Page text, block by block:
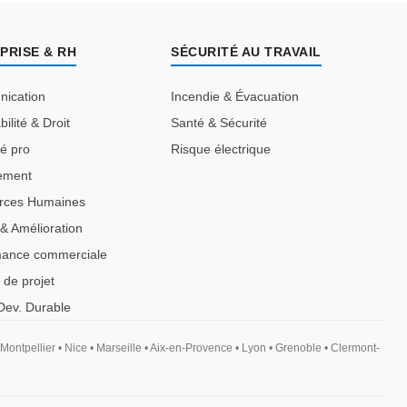
& RH
& Droit
pro
Humaines
Amélioration
commerciale
de projet
Durable
SÉCURITÉ AU TRAVAIL
Incendie & Évacuation
Santé & Sécurité
Risque électrique
•Nice •Marseille •Aix-en-Provence •Lyon •Grenoble •Clermont-